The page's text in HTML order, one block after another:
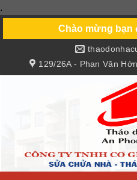
.
content
Chào mừng bạn
129/26A - Phan Văn